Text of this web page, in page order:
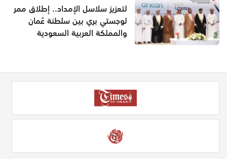
لتعزيز سلاسل الإمداد.. إطلاق ممر
لوجستي بري بين سلطنة عُمان
والمملكة العربية السعودية